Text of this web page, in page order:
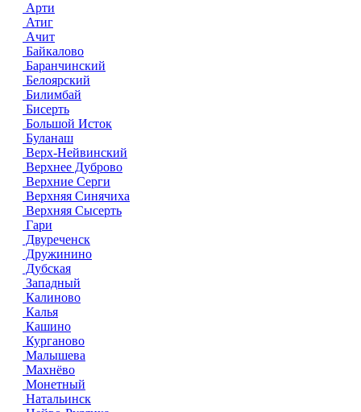
Арти
Атиг
Ачит
Байкалово
Баранчинский
Белоярский
Билимбай
Бисерть
Большой Исток
Буланаш
Верх-Нейвинский
Верхнее Дуброво
Верхние Серги
Верхняя Синячиха
Верхняя Сысерть
Гари
Двуреченск
Дружинино
Дубская
Западный
Калиново
Калья
Кашино
Курганово
Малышева
Махнёво
Монетный
Натальинск